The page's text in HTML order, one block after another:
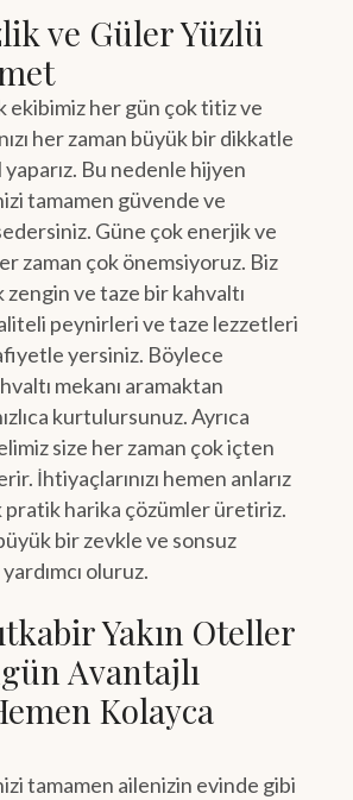
ve Güler Yüzlü
ekibimiz her gün çok titiz ve
her zaman büyük bir dikkatle
yaparız. Bu nedenle hijyen
tamamen güvende ve
Güne çok enerjik ve
zaman çok önemsiyoruz. Biz
zengin ve taze bir kahvaltı
peynirleri ve taze lezzetleri
yersiniz. Böylece
mekanı aramaktan
kurtulursunuz. Ayrıca
size her zaman çok içten
İhtiyaçlarınızı hemen anlarız
pratik harika çözümler üretiriz.
bir zevkle ve sonsuz
oluruz.
Yakın Oteller
Avantajlı
Kolayca
tamamen ailenizin evinde gibi